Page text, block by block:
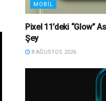
MOBIL
Pixel 11’deki “Glow”
Şey
8 AĞUSTOS 2026